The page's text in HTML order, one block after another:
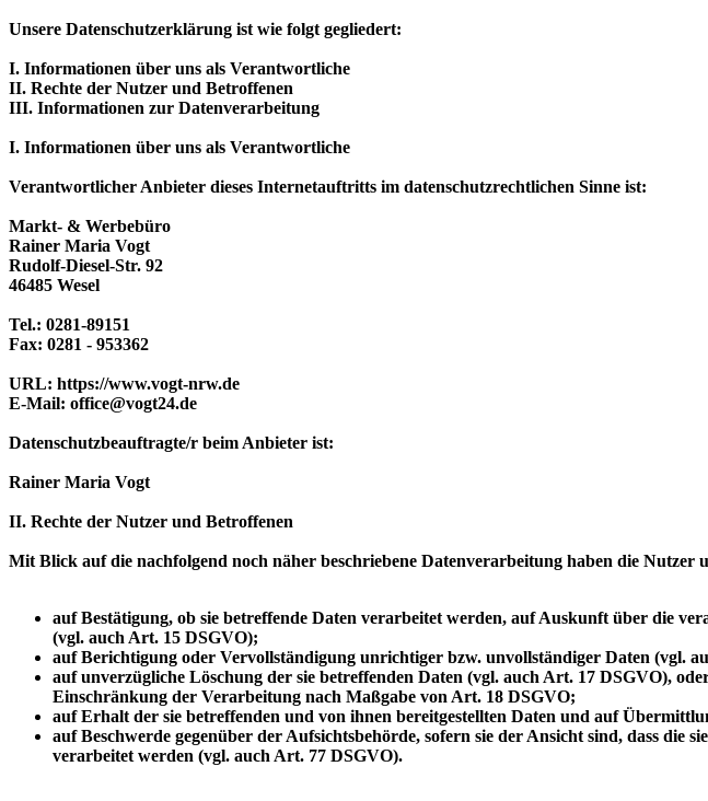
Unsere Datenschutzerklärung ist wie folgt gegliedert:
I. Informationen über uns als Verantwortliche
II. Rechte der Nutzer und Betroffenen
III. Informationen zur Datenverarbeitung
I. Informationen über uns als Verantwortliche
Verantwortlicher Anbieter dieses Internetauftritts im datenschutzrechtlichen Sinne ist:
Markt- & Werbebüro
Rainer Maria Vogt
Rudolf-Diesel-Str. 92
46485 Wesel
Tel.: 0281-89151
Fax: 0281 - 953362
URL: https://www.vogt-nrw.de
E-Mail: office@vogt24.de
Datenschutzbeauftragte/r beim Anbieter ist:
Rainer Maria Vogt
II. Rechte der Nutzer und Betroffenen
Mit Blick auf die nachfolgend noch näher beschriebene Datenverarbeitung haben die Nutzer
auf Bestätigung, ob sie betreffende Daten verarbeitet werden, auf Auskunft über die
(vgl. auch Art. 15 DSGVO);
auf Berichtigung oder Vervollständigung unrichtiger bzw. unvollständiger Daten (vgl.
auf unverzügliche Löschung der sie betreffenden Daten (vgl. auch Art. 17 DSGVO),
Einschränkung der Verarbeitung nach Maßgabe von Art. 18 DSGVO;
auf Erhalt der sie betreffenden und von ihnen bereitgestellten Daten und auf
auf Beschwerde gegenüber der Aufsichtsbehörde, sofern sie der Ansicht sind, dass die
verarbeitet werden (vgl. auch Art. 77 DSGVO).